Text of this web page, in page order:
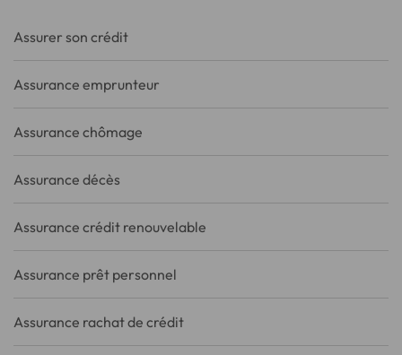
Assurer son crédit
Assurance emprunteur
Assurance chômage
Assurance décès
Assurance crédit renouvelable
Assurance prêt personnel
Assurance rachat de crédit